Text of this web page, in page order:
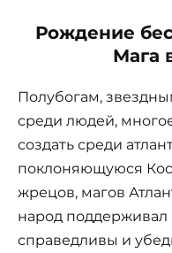
Рождение
Мага
Полубогам,
среди людей,
создать среди
поклоняющуюся
жрецов, магов
народ
справедливы и